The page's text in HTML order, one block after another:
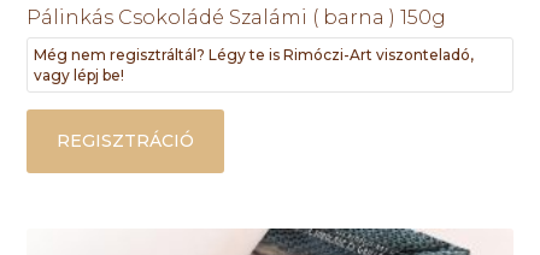
Pálinkás Csokoládé Szalámi ( barna ) 150g
Még nem regisztráltál? Légy te is Rimóczi-Art viszonteladó,
vagy lépj be!
REGISZTRÁCIÓ